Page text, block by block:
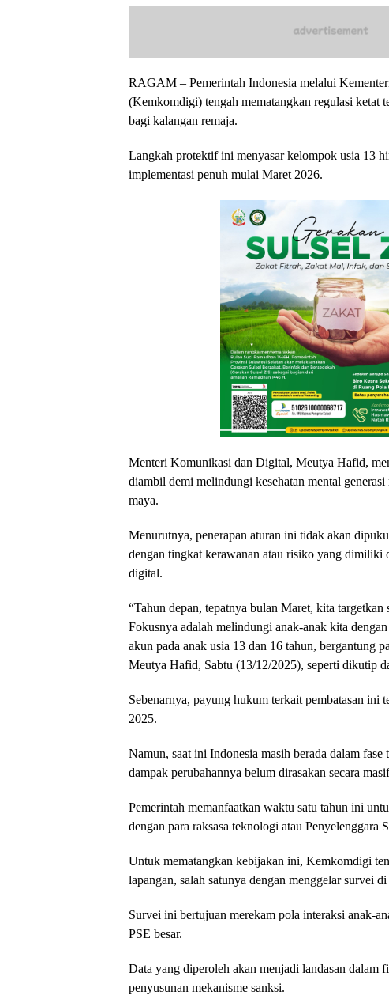
RAGAM – Pemerintah Indonesia melalui
(Kemkomdigi) tengah mematangkan regulasi ketat
bagi kalangan remaja.
Langkah protektif ini menyasar kelompok usia 13
implementasi penuh mulai Maret 2026.
Menteri Komunikasi dan Digital, Meutya Hafid,
diambil demi melindungi kesehatan mental
maya.
Menurutnya, penerapan aturan ini tidak akan
dengan tingkat kerawanan atau risiko yang dimiliki
digital.
“Tahun depan, tepatnya bulan Maret, kita targetkan
Fokusnya adalah melindungi anak-anak kita
akun pada anak usia 13 dan 16 tahun, bergantung
Meutya Hafid, Sabtu (13/12/2025), seperti dikutip
Sebenarnya, payung hukum terkait pembatasan ini
2025.
Namun, saat ini Indonesia masih berada dalam fase
dampak perubahannya belum dirasakan secara
Pemerintah memanfaatkan waktu satu tahun ini
dengan para raksasa teknologi atau Penyelenggara
Untuk mematangkan kebijakan ini, Kemkomdigi
lapangan, salah satunya dengan menggelar survei
Survei ini bertujuan merekam pola interaksi anak-
PSE besar.
Data yang diperoleh akan menjadi landasan dalam
penyusunan mekanisme sanksi.